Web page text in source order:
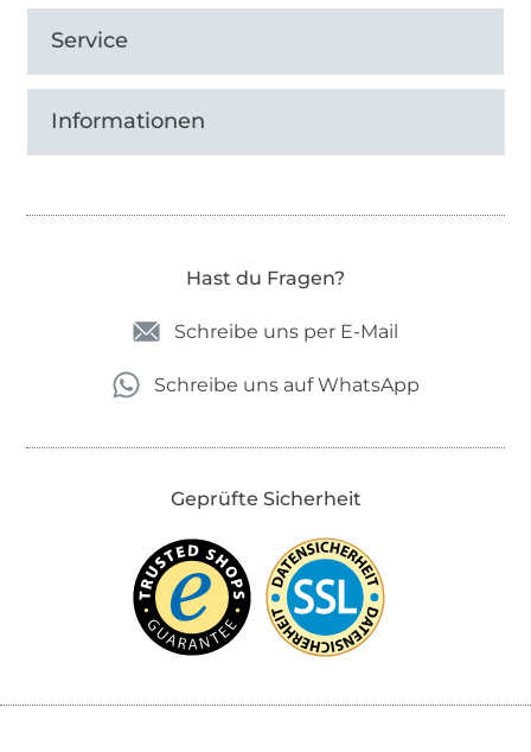
Service
Informationen
Hast du Fragen?
Schreibe uns per E-Mail
Schreibe uns auf WhatsApp
Geprüfte Sicherheit